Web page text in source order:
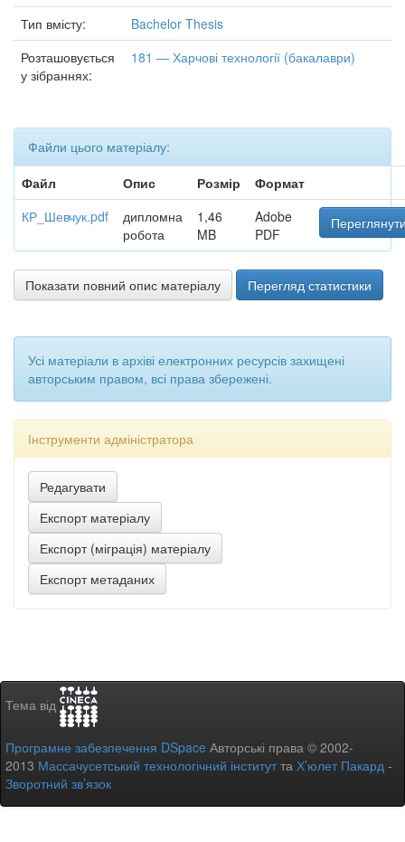
Тип вмісту:
Bachelor Thesis
Розташовується
у зібраннях:
181 — Харчові технології (бакалаври)
Файли цього матеріалу:
Файл
Опис Розмір
Формат
КР_Шевчук.pdf
дипломна
робота
1,46
MB
Adobe
PDF
Показати повний опис матеріалу Перегляд статистики
Усі матеріали в архіві електронних ресурсів захищені
авторським правом, всі права збережені.
Інструменти адміністратора
Тема від
Програмне забезпечення DSpace Авторські права © 2002-
2013 Массачусетський технологічний інститутта Х’юлет Пакард -
Зворотний зв’язок